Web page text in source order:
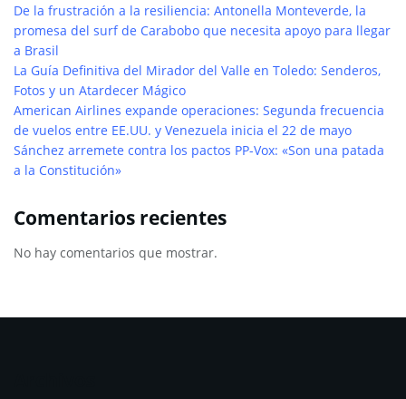
De la frustración a la resiliencia: Antonella Monteverde, la
promesa del surf de Carabobo que necesita apoyo para llegar
a Brasil
La Guía Definitiva del Mirador del Valle en Toledo: Senderos,
Fotos y un Atardecer Mágico
American Airlines expande operaciones: Segunda frecuencia
de vuelos entre EE.UU. y Venezuela inicia el 22 de mayo
Sánchez arremete contra los pactos PP-Vox: «Son una patada
a la Constitución»
Comentarios recientes
No hay comentarios que mostrar.